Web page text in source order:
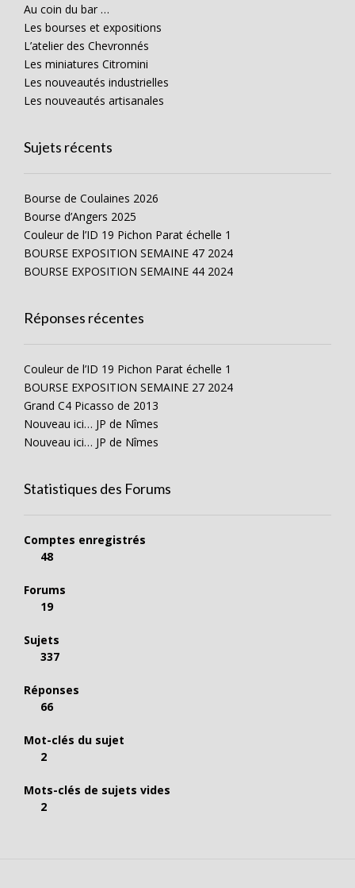
Au coin du bar …
Les bourses et expositions
L’atelier des Chevronnés
Les miniatures Citromini
Les nouveautés industrielles
Les nouveautés artisanales
Sujets récents
Bourse de Coulaines 2026
Bourse d’Angers 2025
Couleur de l’ID 19 Pichon Parat échelle 1
BOURSE EXPOSITION SEMAINE 47 2024
BOURSE EXPOSITION SEMAINE 44 2024
Réponses récentes
Couleur de l’ID 19 Pichon Parat échelle 1
BOURSE EXPOSITION SEMAINE 27 2024
Grand C4 Picasso de 2013
Nouveau ici… JP de Nîmes
Nouveau ici… JP de Nîmes
Statistiques des Forums
Comptes enregistrés
48
Forums
19
Sujets
337
Réponses
66
Mot-clés du sujet
2
Mots-clés de sujets vides
2